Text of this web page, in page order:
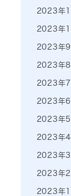
2023年
2023年
2023年9
2023年8
2023年7
2023年6
2023年5
2023年4
2023年3
2023年2
2023年1